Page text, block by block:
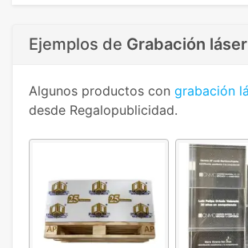
Ejemplos de Grabación láser
Algunos productos con grabación
desde Regalopublicidad.